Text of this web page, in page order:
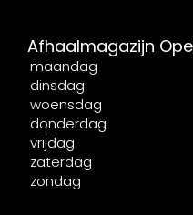
Afhaalmagazijn
maandag
dinsdag
woensdag
donderdag
vrijdag
zaterdag
zondag